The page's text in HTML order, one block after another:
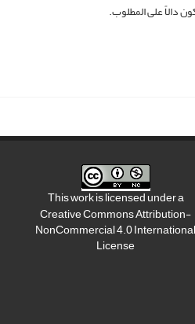
دالاً علی المطلوب.
This work is licensed under a
Creative Commons Attribution-
NonCommercial 4.0 International
License